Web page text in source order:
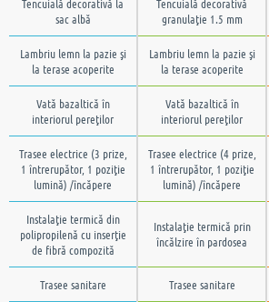
sac albă
granulaţie 1.5 mm
Lambriu lemn la pazie şi
la terase acoperite
Lambriu lemn la pazie şi
la terase acoperite
Vată bazaltică în
interiorul pereţilor
Vată bazaltică în
interiorul pereţilor
Trasee electrice (3 prize,
1 întrerupător, 1 poziţie
lumină) /încăpere
Trasee electrice (4 prize,
1 întrerupător, 1 poziţie
lumină) /încăpere
Instalaţie termică din
polipropilenă cu inserţie
de fibră compozită
Instalaţie termică prin
încălzire în pardosea